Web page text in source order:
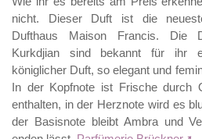
nicht. Dieser Duft ist die
Dufthaus Maison Francis. Die
Kurkdjian sind bekannt für ihr
königlicher Duft, so elegant und
In der Kopfnote ist Frische durch
enthalten, in der Herznote wird es
der Basisnote bleibt Ambra und